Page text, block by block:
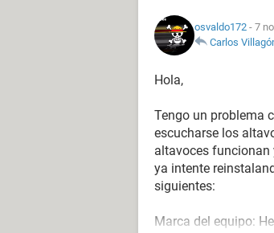
osvaldo172 - 7
Carlos
Hola,
Tengo un problema
escucharse los
altavoces funcionan
ya intente
siguientes:
Marca del equipo: